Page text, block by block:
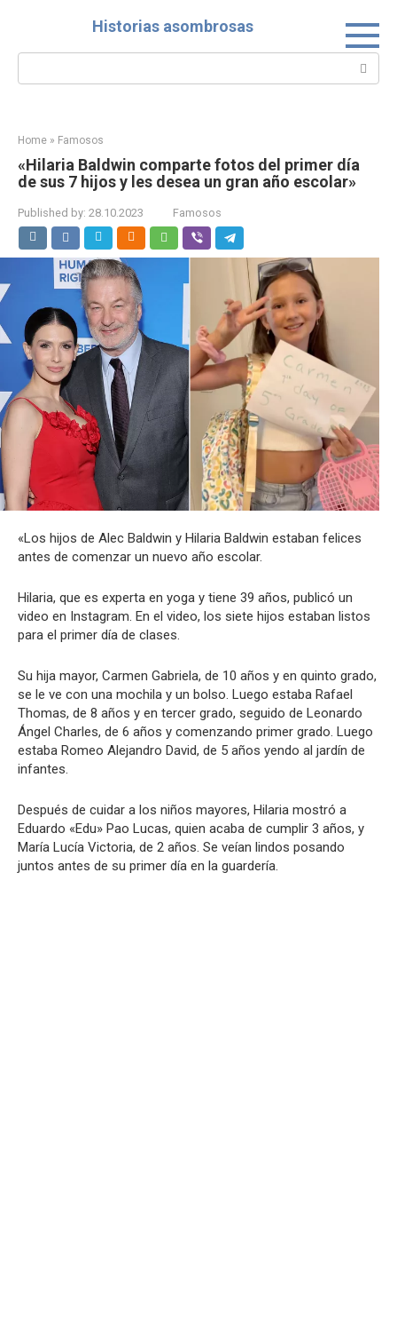
Historias asombrosas
Search:
Home » Famosos
«Hilaria Baldwin comparte fotos del primer día
de sus 7 hijos y les desea un gran año escolar»
Published by: 28.10.2023 Famosos
«Los hijos de Alec Baldwin y Hilaria Baldwin estaban felices
antes de comenzar un nuevo año escolar.
Hilaria, que es experta en yoga y tiene 39 años, publicó un
video en Instagram. En el video, los siete hijos estaban listos
para el primer día de clases.
Su hija mayor, Carmen Gabriela, de 10 años y en quinto grado,
se le ve con una mochila y un bolso. Luego estaba Rafael
Thomas, de 8 años y en tercer grado, seguido de Leonardo
Ángel Charles, de 6 años y comenzando primer grado. Luego
estaba Romeo Alejandro David, de 5 años yendo al jardín de
infantes.
Después de cuidar a los niños mayores, Hilaria mostró a
Eduardo «Edu» Pao Lucas, quien acaba de cumplir 3 años, y
María Lucía Victoria, de 2 años. Se veían lindos posando
juntos antes de su primer día en la guardería.